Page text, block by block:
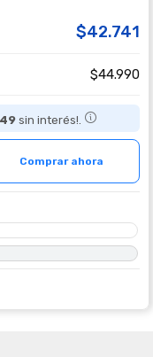
$42.741
$44.990
sin interés!.
Comprar ahora